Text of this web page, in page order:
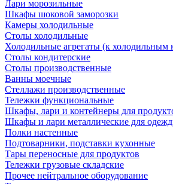
Лари морозильные
Шкафы шоковой заморозки
Камеры холодильные
Столы холодильные
Холодильные агрегаты (к холодильным
Столы кондитерские
Столы производственные
Ванны моечные
Стеллажи производственные
Тележки функциональные
Шкафы, лари и контейнеры для
Шкафы и лари металлические для
Полки настенные
Подтоварники, подставки кухонные
Тары переносные для продуктов
Тележки грузовые складские
Прочее нейтральное оборудование